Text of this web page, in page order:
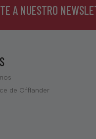
A NUESTRO
de Offlander